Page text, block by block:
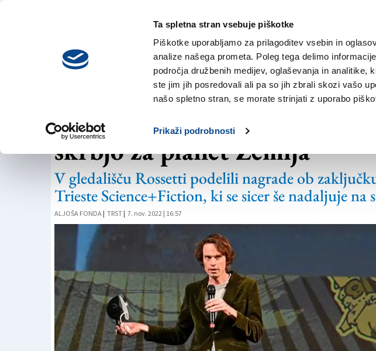
Ta spletna stran vsebuje piškotke
Piškotke uporabljamo za prilagoditev vsebin in
analize našega prometa. Poleg tega delimo
področja družbenih medijev, oglaševanja in analitike,
ste jim jih posredovali ali pa so jih zbrali skozi vašo
našo spletno stran, se morate strinjati z uporabo
Prikaži podrobnosti
nedelja,
9. avgusta 2026
NOVICE TRŽAŠKA
Znanstvena fantastika se
skrbjo za planet Zemlja
V gledališču Rossetti podelili nagrade ob
Trieste Science+Fiction, ki se sicer še nadaljuje na
ALJOŠA FONDA | TRST | 7. nov. 2022 | 16:57